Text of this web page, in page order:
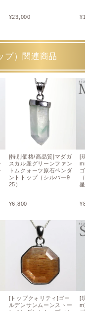
¥23,000 ¥
プ）関連商品
[特別価格/高品質]マダガ
スカル産グリーンファン
トムクォーツ原石ペンダ
ントトップ（シルバー9
25）
¥6,800
[トップクォリティ]ゴー
ルデンサンムーンストー
[
¥
[